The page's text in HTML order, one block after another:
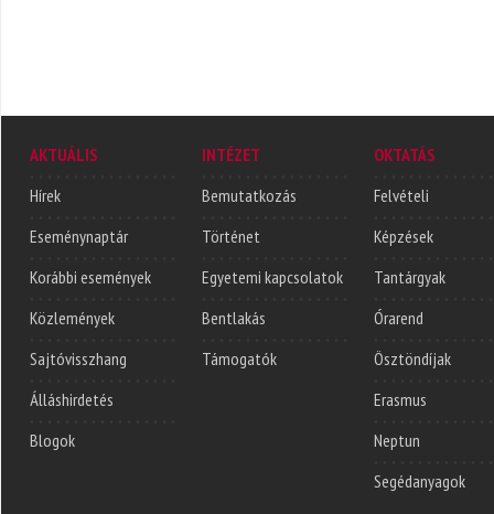
AKTUÁLIS
Hírek
Eseménynaptár
Korábbi események
Közlemények
Sajtóvisszhang
Álláshirdetés
Blogok
INTÉZET
Bemutatkozás
Történet
Egyetemi kapcsolatok
Bentlakás
Támogatók
OKTATÁS
Felvételi
Képzések
Tantárgyak
Órarend
Ösztöndíjak
Erasmus
Neptun
Segédanyagok